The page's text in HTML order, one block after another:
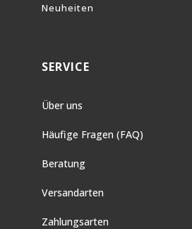
Neuheiten
SERVICE
Über uns
Häufige Fragen (FAQ)
Beratung
Versandarten
Zahlungsarten